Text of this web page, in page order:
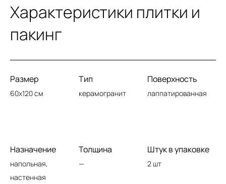
Характеристики плитки и
пакинг
Размер
60x120 см
Тип
керамогранит
Поверхность
лаппатированная
Назначение
напольная,
настенная
Толщина
—
Штук в упаковке
2 шт